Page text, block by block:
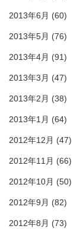
2013年6月 (60)
2013年5月 (76)
2013年4月 (91)
2013年3月 (47)
2013年2月 (38)
2013年1月 (64)
2012年12月 (47)
2012年11月 (66)
2012年10月 (50)
2012年9月 (82)
2012年8月 (73)